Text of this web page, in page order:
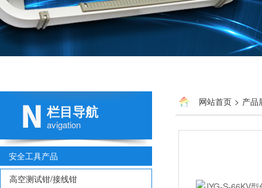
栏目导航
avigation
安全工具产品
高空测试钳/接线钳
网站首页 > 产品